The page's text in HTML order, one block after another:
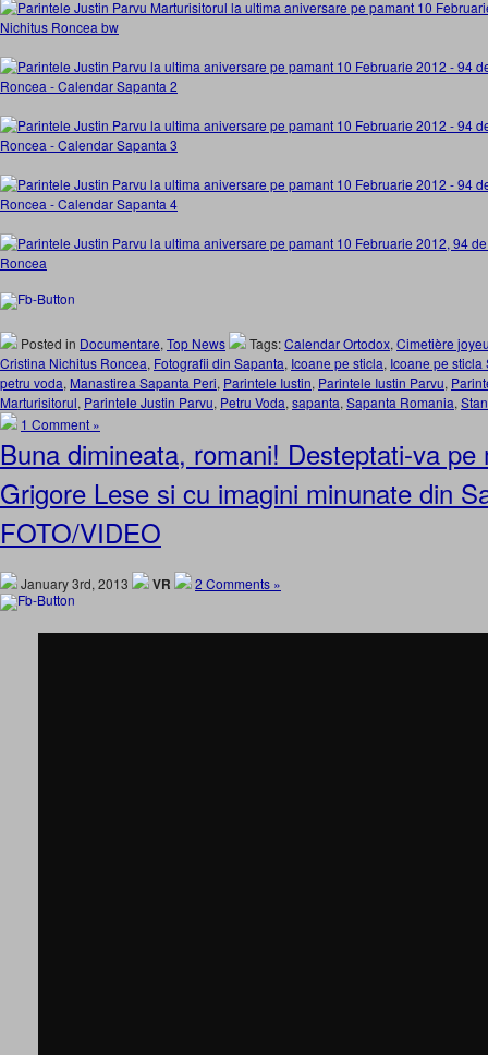
Posted in Documentare, Top News Tags:Calendar Ortodox, Cimetière
Cristina Nichitus Roncea, Fotografii din Sapanta, Icoane pe sticla, Icoane pe sticla
petru voda, Manastirea Sapanta Peri, Parintele Iustin, Parintele Iustin Parvu,
Marturisitorul, Parintele Justin Parvu, Petru Voda, sapanta, Sapanta Romania,
1 Comment »
Buna dimineata, romani! Desteptati-va pe
Grigore Lese si cu imagini minunate din
FOTO/VIDEO
January 3rd, 2013 VR 2 Comments »